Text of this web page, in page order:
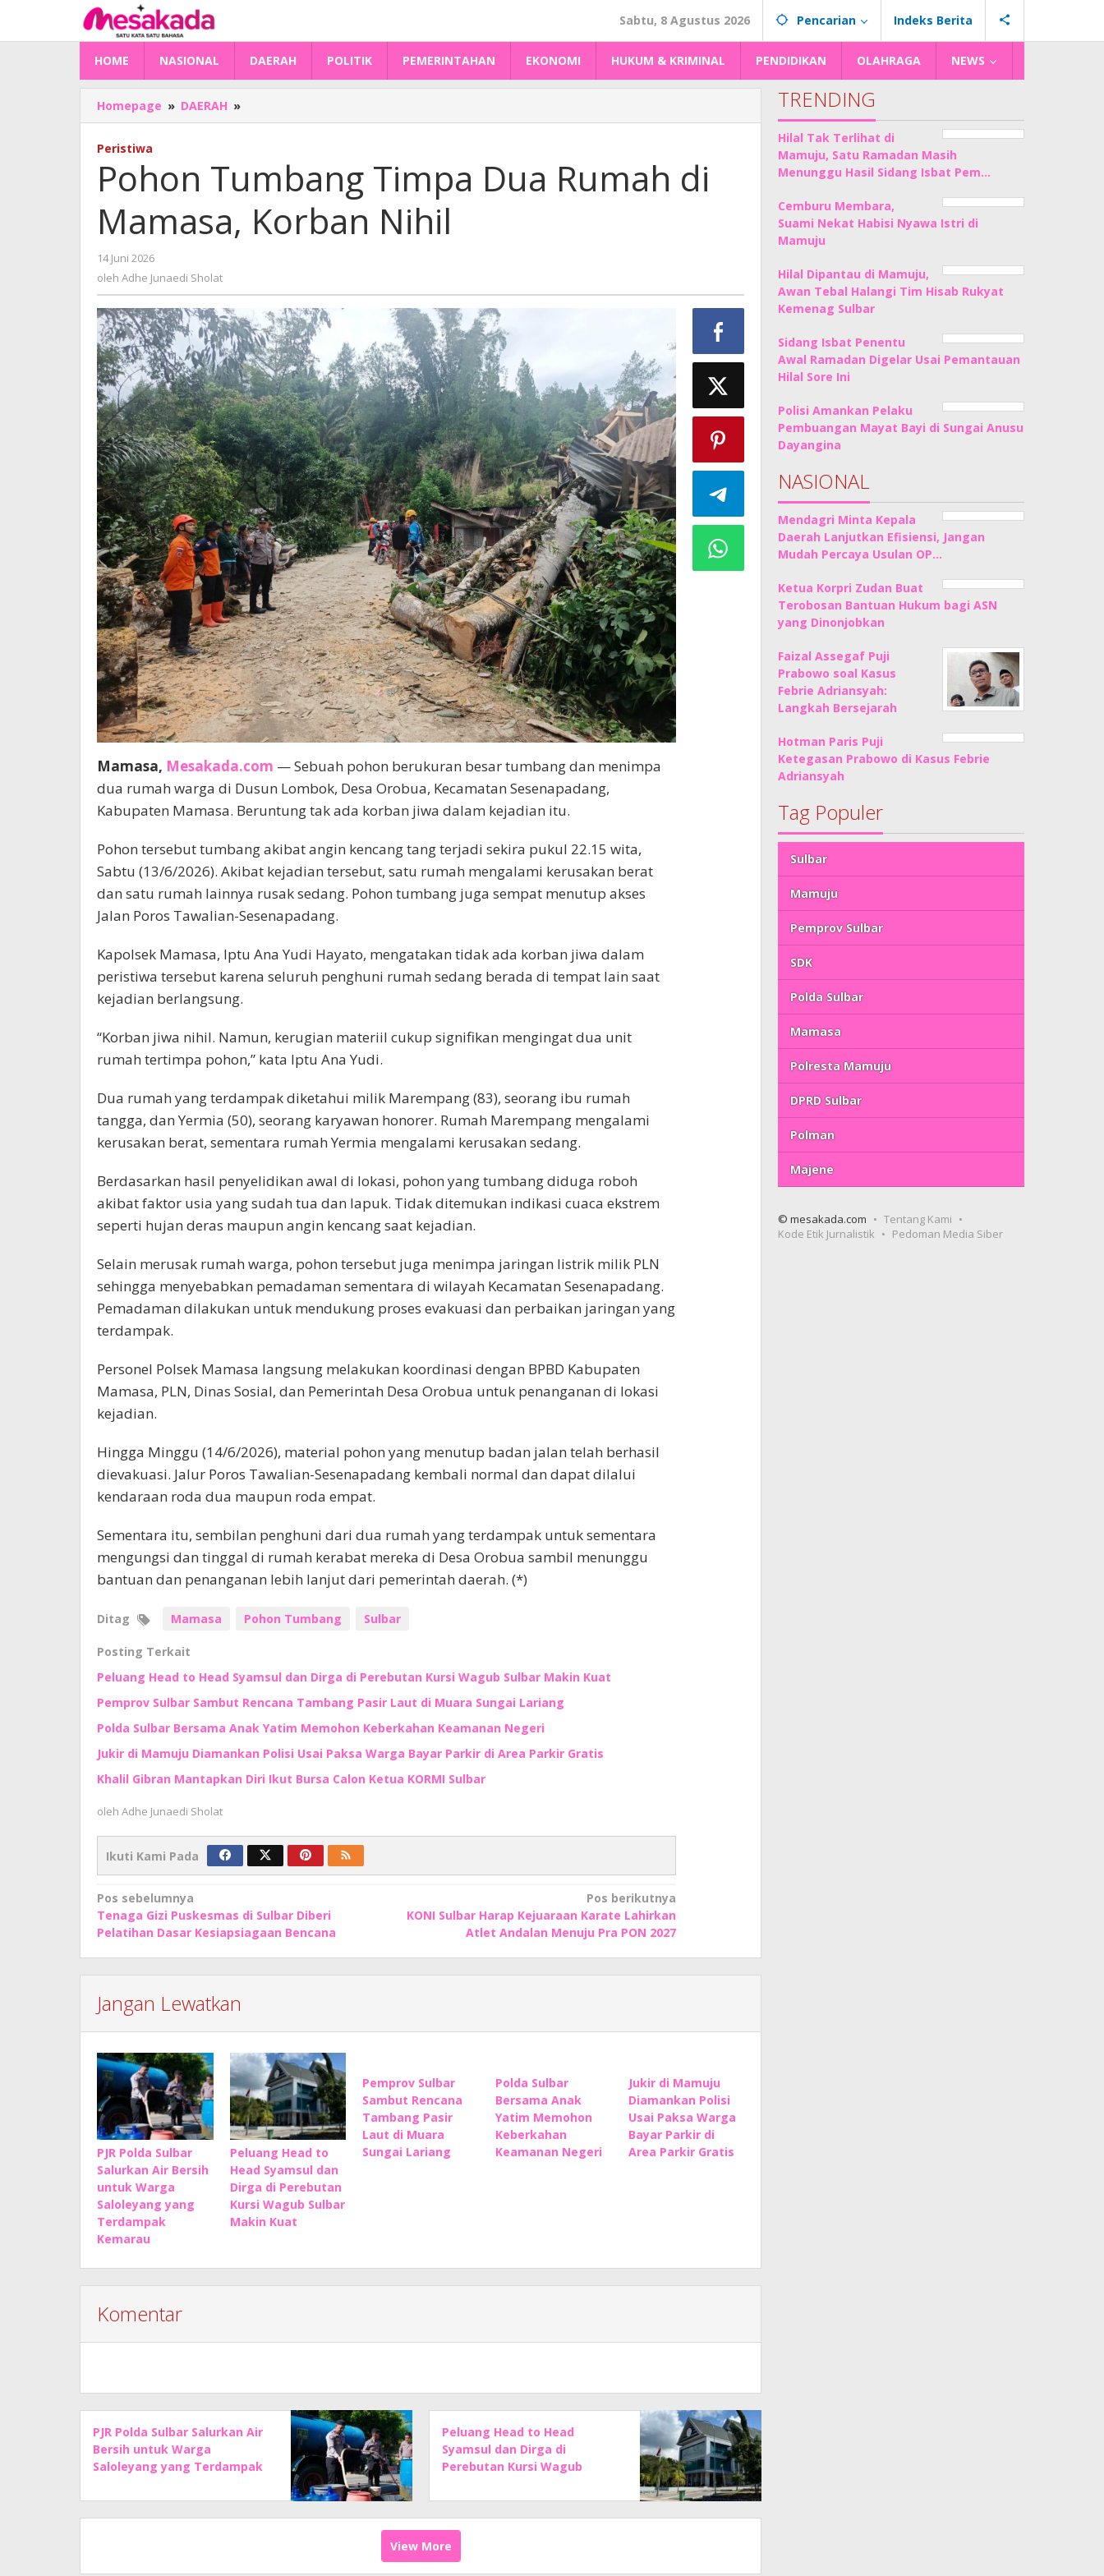
konten
Sabtu, 8 Agustus 2026 Pencarian Indeks Berita
HOME NASIONAL DAERAH POLITIK PEMERINTAHAN EKONOMI HUKUM & KRIMINAL PENDIDIKAN OLAHRAGA NEWS
Homepage » DAERAH »
Tumbang
Rumah
di
Mamasa,
Korban
Peristiwa
Pohon Tumbang Timpa Dua Rumah di
Mamasa, Korban Nihil
14 Juni 2026
Adhe
oleh Adhe Junaedi Sholat
Mamasa, Mesakada.com — Sebuah pohon berukuran besar tumbang dan menimpa
dua rumah warga di Dusun Lombok, Desa Orobua, Kecamatan Sesenapadang,
Kabupaten Mamasa. Beruntung tak ada korban jiwa dalam kejadian itu.
Pohon tersebut tumbang akibat angin kencang tang terjadi sekira pukul 22.15 wita,
Sabtu (13/6/2026). Akibat kejadian tersebut, satu rumah mengalami kerusakan berat
dan satu rumah lainnya rusak sedang. Pohon tumbang juga sempat menutup akses
Jalan Poros Tawalian-Sesenapadang.
Kapolsek Mamasa, Iptu Ana Yudi Hayato, mengatakan tidak ada korban jiwa dalam
peristiwa tersebut karena seluruh penghuni rumah sedang berada di tempat lain saat
kejadian berlangsung.
“Korban jiwa nihil. Namun, kerugian materiil cukup signifikan mengingat dua unit
rumah tertimpa pohon,” kata Iptu Ana Yudi.
Dua rumah yang terdampak diketahui milik Marempang (83), seorang ibu rumah
tangga, dan Yermia (50), seorang karyawan honorer. Rumah Marempang mengalami
kerusakan berat, sementara rumah Yermia mengalami kerusakan sedang.
Berdasarkan hasil penyelidikan awal di lokasi, pohon yang tumbang diduga roboh
akibat faktor usia yang sudah tua dan lapuk. Tidak ditemukan indikasi cuaca ekstrem
seperti hujan deras maupun angin kencang saat kejadian.
Selain merusak rumah warga, pohon tersebut juga menimpa jaringan listrik milik PLN
sehingga menyebabkan pemadaman sementara di wilayah Kecamatan Sesenapadang.
Pemadaman dilakukan untuk mendukung proses evakuasi dan perbaikan jaringan yang
terdampak.
Personel Polsek Mamasa langsung melakukan koordinasi dengan BPBD Kabupaten
Mamasa, PLN, Dinas Sosial, dan Pemerintah Desa Orobua untuk penanganan di lokasi
kejadian.
Hingga Minggu (14/6/2026), material pohon yang menutup badan jalan telah berhasil
dievakuasi. Jalur Poros Tawalian-Sesenapadang kembali normal dan dapat dilalui
kendaraan roda dua maupun roda empat.
Sementara itu, sembilan penghuni dari dua rumah yang terdampak untuk sementara
mengungsi dan tinggal di rumah kerabat mereka di Desa Orobua sambil menunggu
bantuan dan penanganan lebih lanjut dari pemerintah daerah. (*)
Ditag Mamasa Pohon Tumbang Sulbar
Posting Terkait
Peluang Head to Head Syamsul dan Dirga di Perebutan Kursi Wagub Sulbar Makin Kuat
Pemprov Sulbar Sambut Rencana Tambang Pasir Laut di Muara Sungai Lariang
Polda Sulbar Bersama Anak Yatim Memohon Keberkahan Keamanan Negeri
Jukir di Mamuju Diamankan Polisi Usai Paksa Warga Bayar Parkir di Area Parkir Gratis
Khalil Gibran Mantapkan Diri Ikut Bursa Calon Ketua KORMI Sulbar
oleh Adhe Junaedi Sholat
Ikuti Kami Pada
Navigasi
pos
Pos sebelumnya
Tenaga Gizi Puskesmas di Sulbar Diberi
Pelatihan Dasar Kesiapsiagaan Bencana
Pos berikutnya
KONI Sulbar Harap Kejuaraan Karate Lahirkan
Atlet Andalan Menuju Pra PON 2027
Jangan Lewatkan
PJR Polda Sulbar
Salurkan Air Bersih
untuk Warga
Saloleyang yang
Terdampak
Kemarau
Peluang Head to
Head Syamsul dan
Dirga di Perebutan
Kursi Wagub Sulbar
Makin Kuat
Pemprov Sulbar
Sambut Rencana
Tambang Pasir
Laut di Muara
Sungai Lariang
Polda Sulbar
Bersama Anak
Yatim Memohon
Keberkahan
Keamanan Negeri
Jukir di Mamuju
Diamankan Polisi
Usai Paksa Warga
Bayar Parkir di
Area Parkir Gratis
Komentar
PJR Polda Sulbar Salurkan Air
Bersih untuk Warga
Saloleyang yang Terdampak
Peluang Head to Head
Syamsul dan Dirga di
Perebutan Kursi Wagub
View More
TRENDING
Hilal Tak Terlihat di
Mamuju, Satu Ramadan Masih
Menunggu Hasil Sidang Isbat Pem…
Cemburu Membara,
Suami Nekat Habisi Nyawa Istri di
Mamuju
Hilal Dipantau di Mamuju,
Awan Tebal Halangi Tim Hisab Rukyat
Kemenag Sulbar
Sidang Isbat Penentu
Awal Ramadan Digelar Usai Pemantauan
Hilal Sore Ini
Polisi Amankan Pelaku
Pembuangan Mayat Bayi di Sungai Anusu
Dayangina
NASIONAL
Mendagri Minta Kepala
Daerah Lanjutkan Efisiensi, Jangan
Mudah Percaya Usulan OP…
Ketua Korpri Zudan Buat
Terobosan Bantuan Hukum bagi ASN
yang Dinonjobkan
Faizal Assegaf Puji
Prabowo soal Kasus
Febrie Adriansyah:
Langkah Bersejarah
Hotman Paris Puji
Ketegasan Prabowo di Kasus Febrie
Adriansyah
Tag Populer
Sulbar
Mamuju
Pemprov Sulbar
SDK
Polda Sulbar
Mamasa
Polresta Mamuju
DPRD Sulbar
Polman
Majene
© mesakada.com
Tentang Kami
Kode Etik Jurnalistik
Pedoman Media Siber